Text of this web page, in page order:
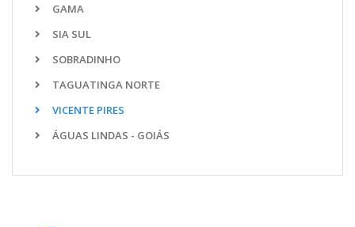
GAMA
SIA SUL
SOBRADINHO
TAGUATINGA NORTE
VICENTE PIRES
ÁGUAS LINDAS - GOIÁS